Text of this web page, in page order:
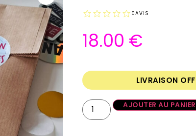
0AVIS
18.00 €
LIVRAISON
AJOUTER AU PANIER